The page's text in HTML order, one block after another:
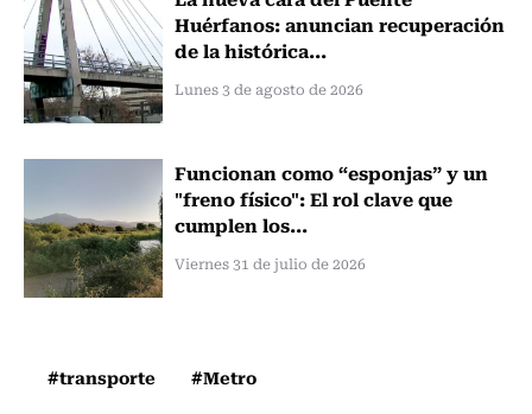
Huérfanos: anuncian recuperación
de la histórica...
Lunes 3 de agosto de 2026
Funcionan como “esponjas” y un
"freno físico": El rol clave que
cumplen los...
Viernes 31 de julio de 2026
#transporte #Metro